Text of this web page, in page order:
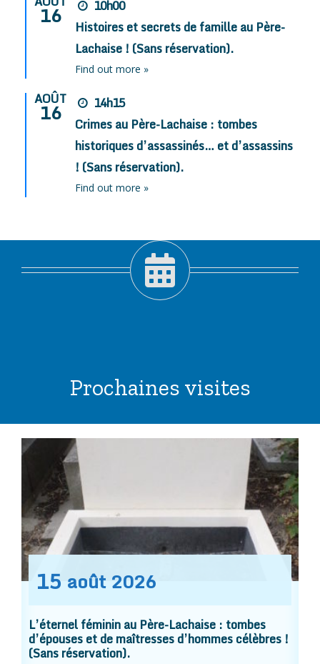
16
10h00
Histoires et secrets de famille au Père-
Lachaise ! (Sans réservation).
Find out more »
AOÛT
16
14h15
Crimes au Père-Lachaise : tombes
historiques d’assassinés… et d’assassins
! (Sans réservation).
Find out more »
Prochaines visites
15 août 2026
L’éternel féminin au Père-Lachaise : tombes
d’épouses et de maîtresses d’hommes célèbres !
(Sans réservation).